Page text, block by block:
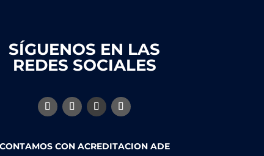
SÍGUENOS EN LAS
REDES SOCIALES
CONTAMOS CON ACREDITACION ADE